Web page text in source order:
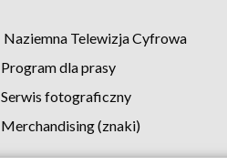
Naziemna Telewizja Cyfrowa
Program dla prasy
Serwis fotograficzny
Merchandising (znaki)